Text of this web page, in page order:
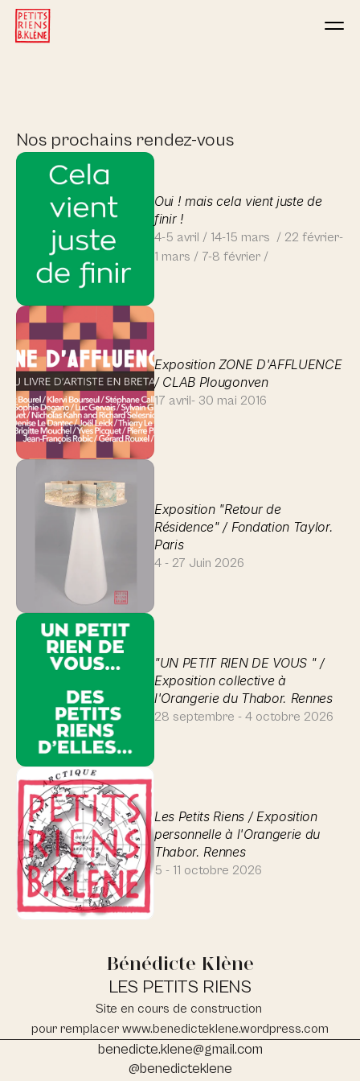
Nos prochains rendez-vous
Oui ! mais cela vient juste de
finir !
4-5 avril / 14-15 mars  / 22 février-
1 mars / 7-8 février /
Exposition ZONE D'AFFLUENCE
/ CLAB Plougonven
17 avril- 30 mai 2016
Exposition "Retour de
Résidence" / Fondation Taylor.
Paris
4 - 27 Juin 2026
"UN PETIT RIEN DE VOUS " /
Exposition collective à
l'Orangerie du Thabor. Rennes
28 septembre - 4 octobre 2026
Les Petits Riens / Exposition
personnelle à l'Orangerie du
Thabor. Rennes
5 - 11 octobre 2026
Bénédicte Klène
LES PETITS RIENS
Site en cours de construction
pour remplacer www.benedicteklene.wordpress.com
benedicte.klene@gmail.com
@benedicteklene